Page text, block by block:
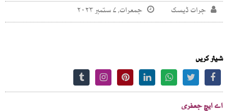
جرات ڈیسک جمعرات, ۷ ستمبر ۲۰۲۳
شیئر کریں
اے ایچ جعفری